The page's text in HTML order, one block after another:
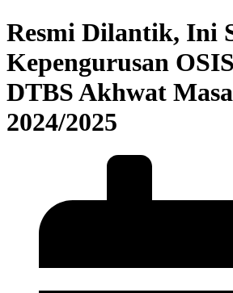
Resmi Dilantik, Ini
Kepengurusan
DTBS Akhwat
2024/2025